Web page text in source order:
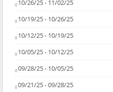
10/26/25 - 11/02/25
10/19/25 - 10/26/25
10/12/25 - 10/19/25
10/05/25 - 10/12/25
09/28/25 - 10/05/25
09/21/25 - 09/28/25